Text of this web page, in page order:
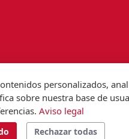
personalizados,
sobre nuestra base de
Aviso legal
Rechazar todas